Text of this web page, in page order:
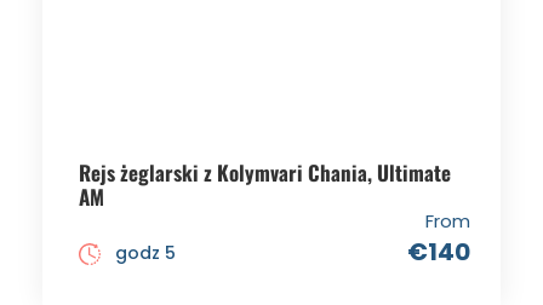
Rejs żeglarski z Kolymvari Chania, Ultimate
AM
From
€140
godz 5